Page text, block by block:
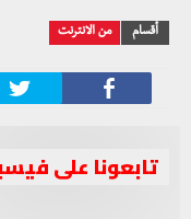
أقسام من الانترنت
تابعونا على